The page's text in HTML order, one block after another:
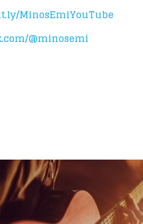
MinosEmiYouTube
@minosemi